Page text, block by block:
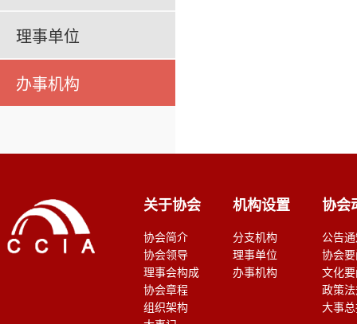
理事单位
办事机构
关于协会
协会简介
协会领导
理事会构成
协会章程
组织架构
机构设置
分支机构
理事单位
办事机构
协会
公告
协会
文化
政策
大事